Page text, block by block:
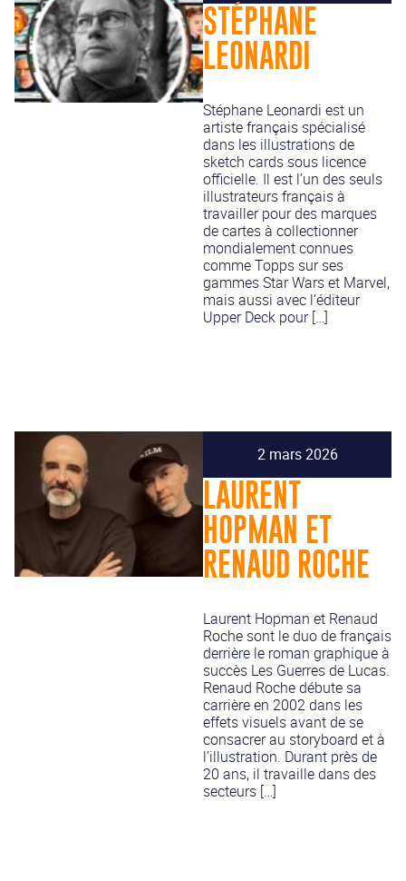
STÉPHANE
LEONARDI
Stéphane Leonardi est un
artiste français spécialisé
dans les illustrations de
sketch cards sous licence
officielle. Il est l’un des seuls
illustrateurs français à
travailler pour des marques
de cartes à collectionner
mondialement connues
comme Topps sur ses
gammes Star Wars et Marvel,
mais aussi avec l’éditeur
Upper Deck pour […]
2 mars 2026
LAURENT
HOPMAN ET
RENAUD ROCHE
Laurent Hopman et Renaud
Roche sont le duo de français
derrière le roman graphique à
succès Les Guerres de Lucas.
Renaud Roche débute sa
carrière en 2002 dans les
effets visuels avant de se
consacrer au storyboard et à
l’illustration. Durant près de
20 ans, il travaille dans des
secteurs […]